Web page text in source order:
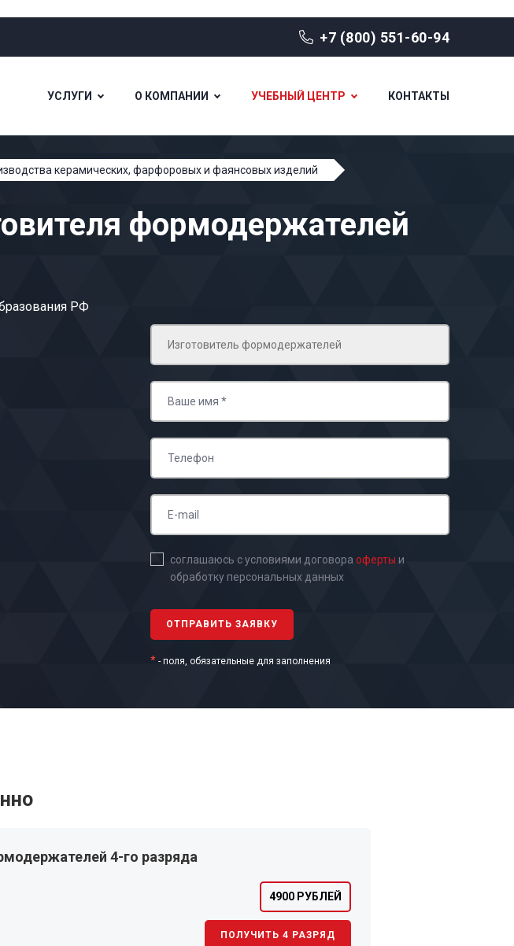
+7 (800) 551-60-94
УСЛУГИ О КОМПАНИИ УЧЕБНЫЙ ЦЕНТР КОНТАКТЫ
керамических, фарфоровых и фаянсовых изделий
формодержателей
РФ
соглашаюсь с условиями договора оферты и
обработку персональных данных
* - поля, обязательные для заполнения
4-го разряда
4900 РУБЛЕЙ
ПОЛУЧИТЬ 4 РАЗРЯД